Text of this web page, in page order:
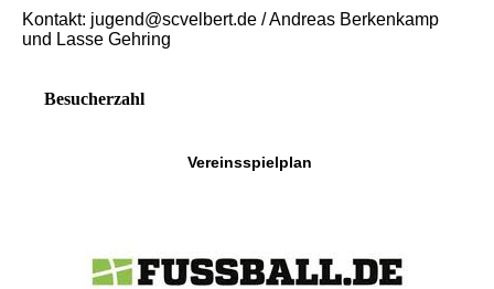
Kontakt: jugend@scvelbert.de / Andreas Berkenkamp
und Lasse Gehring
Besucherzahl
Vereinsspielplan